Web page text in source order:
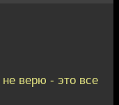
не верю - это все